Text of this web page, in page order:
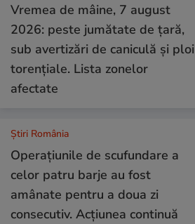
Vremea de mâine, 7 august
2026: peste jumătate de țară,
sub avertizări de caniculă și ploi
torențiale. Lista zonelor
afectate
Știri România
Operațiunile de scufundare a
celor patru barje au fost
amânate pentru a doua zi
consecutiv. Acțiunea continuă